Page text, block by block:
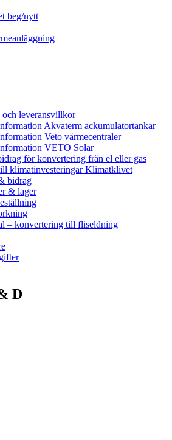
beg/nytt
och leveransvillkor
Akvaterm ackumulatortankar
Veto värmecentraler
VETO Solar
för konvertering från el eller gas
klimatinvesteringar Klimatklivet
bidrag
& lager
– konvertering till fliseldning
D